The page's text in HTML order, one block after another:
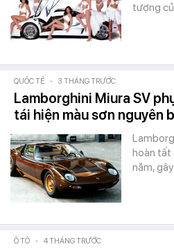
tượng
QUỐC TẾ - 3 THÁNG TRƯỚC
Lamborghini Miura SV
tái hiện màu sơn nguyên
hoàn tất
năm,
Ô TÔ - 4 THÁNG TRƯỚC